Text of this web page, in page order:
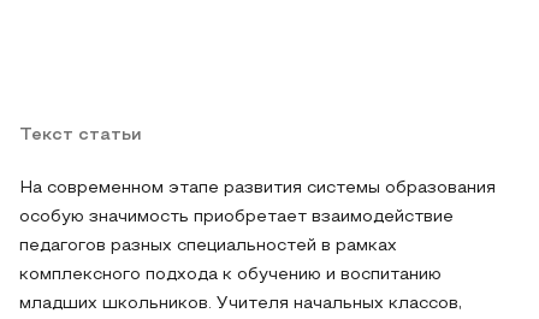
Текст статьи
На современном этапе развития системы образования
особую значимость приобретает взаимодействие
педагогов разных специальностей в рамках
комплексного подхода к обучению и воспитанию
младших школьников. Учителя начальных классов,